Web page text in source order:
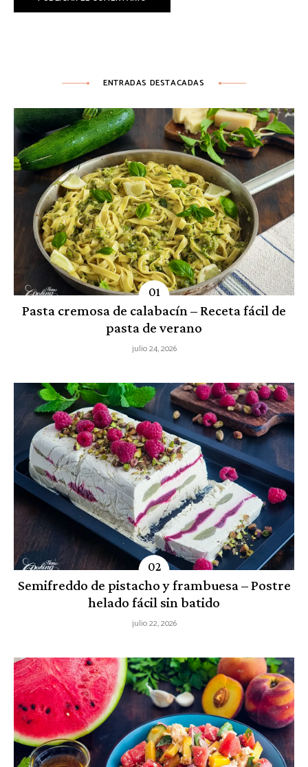
ENTRADAS DESTACADAS
Pasta cremosa de calabacín – Receta fácil de
pasta de verano
julio 24, 2026
Semifreddo de pistacho y frambuesa – Postre
helado fácil sin batido
julio 22, 2026